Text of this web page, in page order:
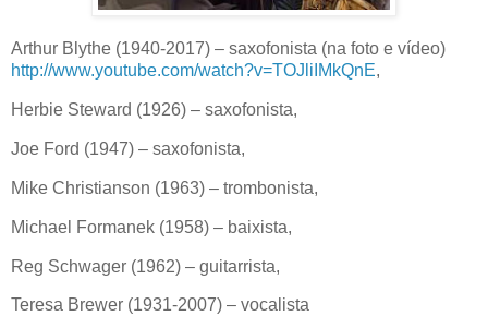
Arthur Blythe (1940-2017) – saxofonista (na foto e vídeo)
http://www.youtube.com/watch?v=TOJliIMkQnE,
Herbie Steward (1926) – saxofonista,
Joe Ford (1947) – saxofonista,
Mike Christianson (1963) – trombonista,
Michael Formanek (1958) – baixista,
Reg Schwager (1962) – guitarrista,
Teresa Brewer (1931-2007) – vocalista